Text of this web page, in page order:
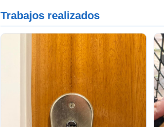
Trabajos realizados